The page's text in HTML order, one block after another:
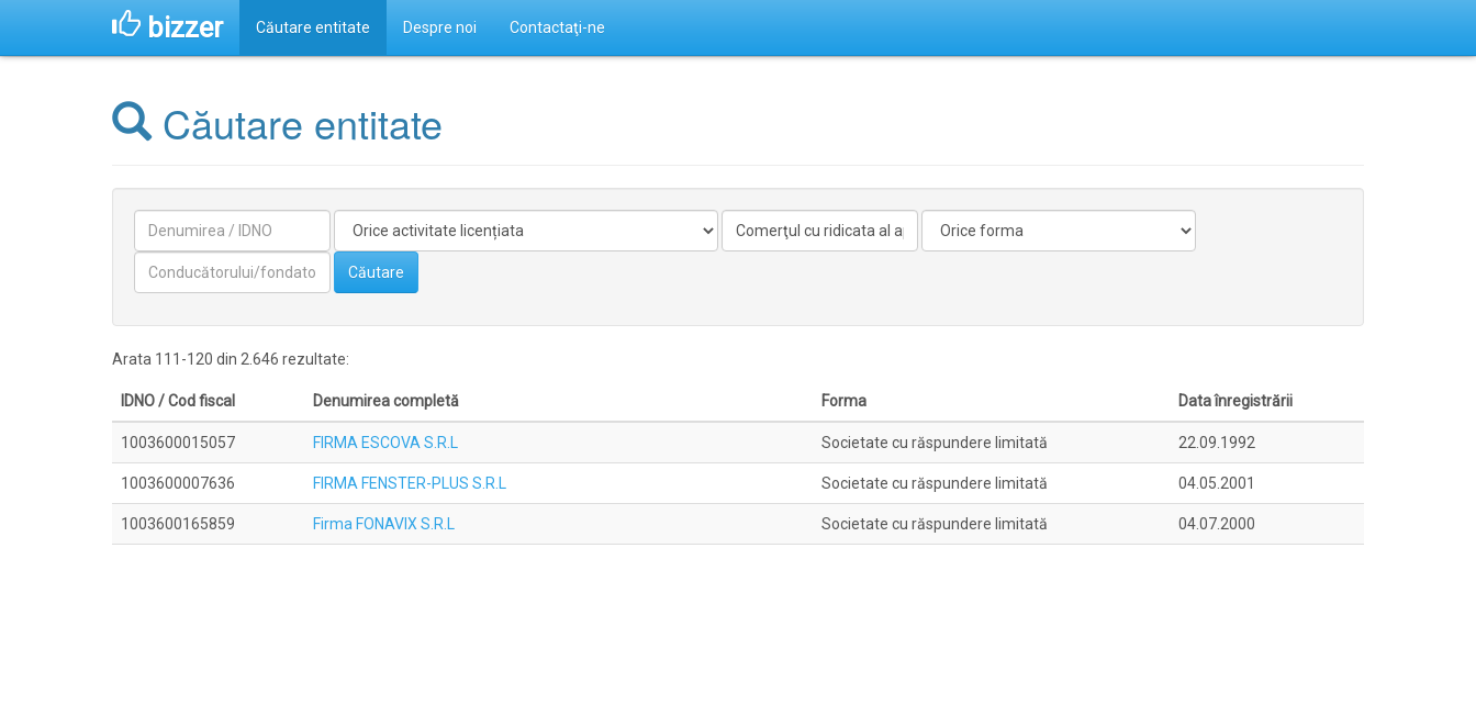
bizzer Căutare entitate Despre noi Contactaţi-ne
Căutare entitate
licentiata
nelicentiata
Căutare
Arata 111-120 din 2.646 rezultate:
IDNO / Cod fiscal Denumirea completă Forma Data înregistrării
1003600015057 FIRMA ESCOVA S.R.L Societate cu răspundere limitată 22.09.1992
1003600007636 FIRMA FENSTER-PLUS S.R.L Societate cu răspundere limitată 04.05.2001
1003600165859 Firma FONAVIX S.R.L Societate cu răspundere limitată 04.07.2000